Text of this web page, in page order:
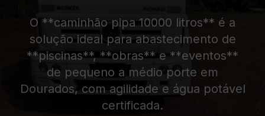
O **caminhão pipa 10000 litros** é a
solução ideal para abastecimento de
**piscinas**, **obras** e **eventos**
de pequeno a médio porte em
Dourados, com agilidade e água potável
certificada.